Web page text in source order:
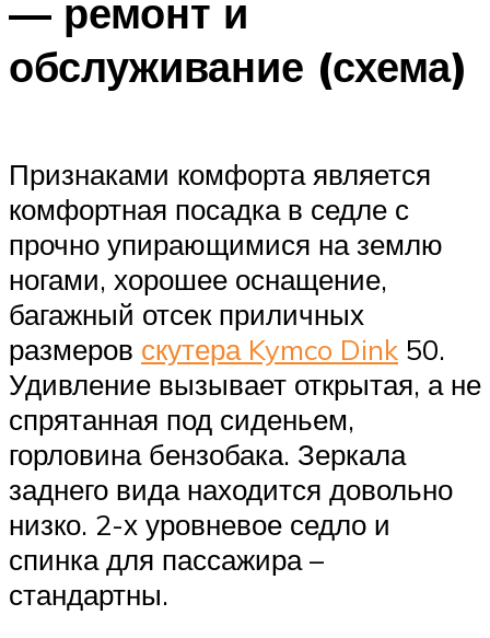
— ремонт и
обслуживание (схема)
Признаками комфорта является
комфортная посадка в седле с
прочно упирающимися на землю
ногами, хорошее оснащение,
багажный отсек приличных
размеров скутера Kymco Dink 50.
Удивление вызывает открытая, а не
спрятанная под сиденьем,
горловина бензобака. Зеркала
заднего вида находится довольно
низко. 2-х уровневое седло и
спинка для пассажира –
стандартны.